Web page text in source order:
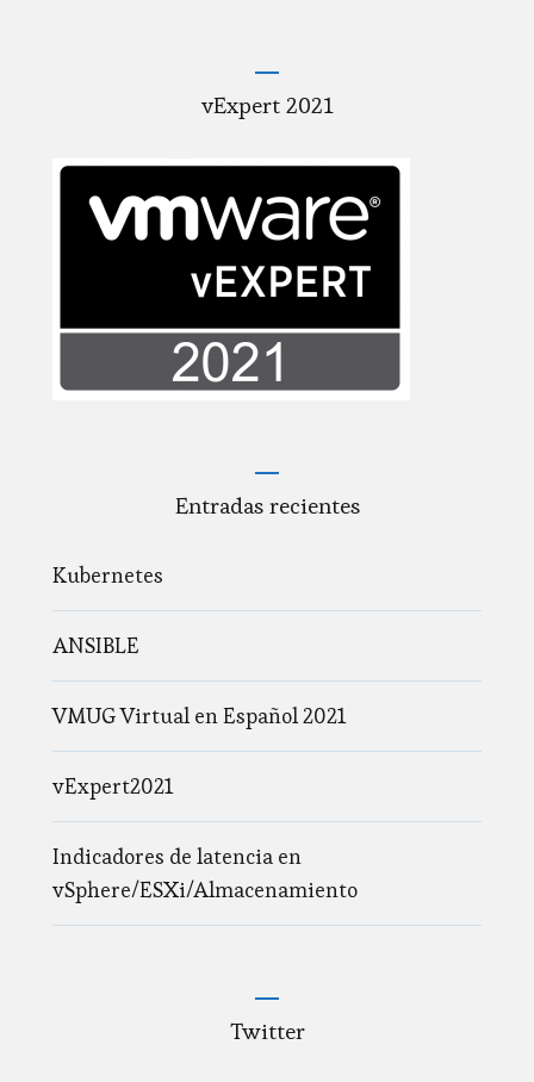
vExpert 2021
Entradas recientes
Kubernetes
ANSIBLE
VMUG Virtual en Español 2021
vExpert2021
Indicadores de latencia en
vSphere/ESXi/Almacenamiento
Twitter